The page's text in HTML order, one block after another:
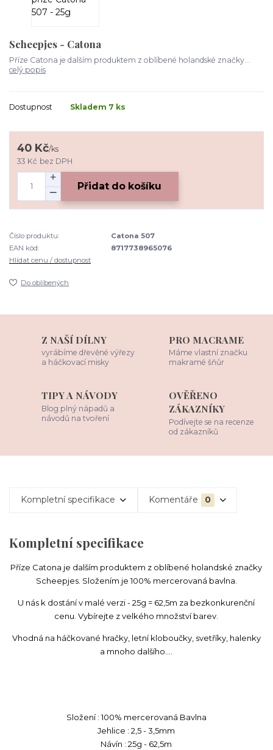
Scheepjes - Catona
Příze Catona je dalším produktem z oblíbené holandské značky...
celý popis
Dostupnost Skladem 7 ks
40 Kč/ks
33 Kč bez DPH
Přidat do košíku
Číslo produktu:
Catona 507
EAN kód:
8717738965076
Hlídat cenu / dostupnost
Do oblíbených
Z NAŠÍ DÍLNY
vyrábíme dřevěné výřezy
a háčkovací misky
PRO MACRAME
Máme vlastní značku
makramé šňůr
TIPY A NÁVODY
Blog plný nápadů a
návodů na tvoření
OVĚŘENO
ZÁKAZNÍKY
Podívejte se na recenze
od zákazníků
Kompletní specifikace Komentáře 0
Kompletní specifikace
Příze Catona je dalším produktem z oblíbené holandské značky
Scheepjes. Složením je 100% mercerovaná bavlna.
U nás k dostání v malé verzi - 25g = 62,5m za bezkonkurenční
cenu. Vybírejte z velkého množství barev.
Vhodná na háčkované hračky, letní kloboučky, svetříky, halenky
a mnoho dalšího....
Složení : 100% mercerovaná Bavlna
Jehlice : 2,5 - 3,5mm
Návín : 25g - 62,5m